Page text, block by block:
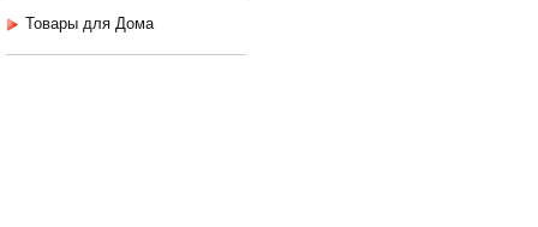
Товары для Дома